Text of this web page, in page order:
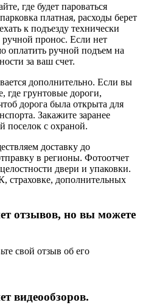
где будет пароваться
платная, расходы берет
к подъезду технически
пронос. Если нет
оплатить ручной подъем на
за ваш счет.
дополнительно. Если вы
где грунтовые дороги,
дорога была открыта для
Закажите заранее
поселок с охраной.
доставку до
в регионы. Фотоотчет
двери и упаковки.
страховке, дополнительных
отзывов, но вы можете
свой отзыв об его
видеообзоров.